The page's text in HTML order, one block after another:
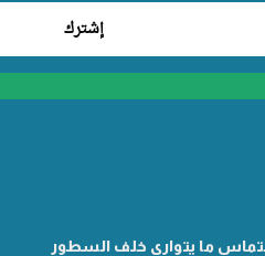
ما يتوارى خلف السطور